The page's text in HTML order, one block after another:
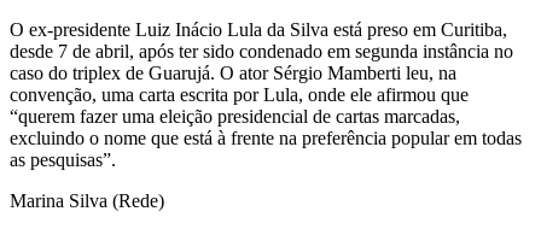
O ex-presidente Luiz Inácio Lula da Silva está preso em Curitiba,
desde 7 de abril, após ter sido condenado em segunda instância no
caso do triplex de Guarujá. O ator Sérgio Mamberti leu, na
convenção, uma carta escrita por Lula, onde ele afirmou que
“querem fazer uma eleição presidencial de cartas marcadas,
excluindo o nome que está à frente na preferência popular em todas
as pesquisas”.
Marina Silva (Rede)